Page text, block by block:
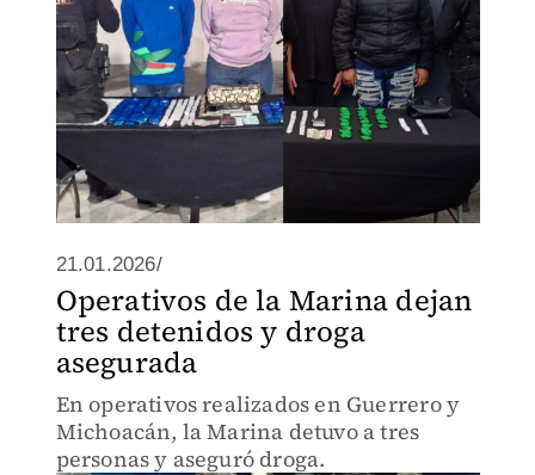
21.01.2026/
Operativos de la Marina dejan
tres detenidos y droga
asegurada
En operativos realizados en Guerrero y
Michoacán, la Marina detuvo a tres
personas y aseguró droga.